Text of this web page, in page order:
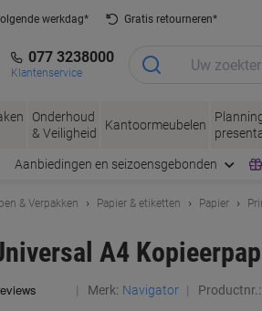
werkdag*
Gratis retourneren*
077 3238000
Klantenservice
Onderhoud
& Veiligheid
Kantoormeubelen
Aanbiedingen en seizoensgebonden
& Verpakken Papier & etiketten Papier
A4
Merk: Navigator Productnr.: